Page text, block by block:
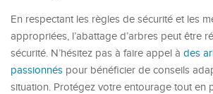
En respectant les règles de sécurité et les
appropriées, l’abattage d’arbres peut être
sécurité. N’hésitez pas à faire appel à des
passionnés pour bénéficier de conseils
situation. Protégez votre entourage tout en